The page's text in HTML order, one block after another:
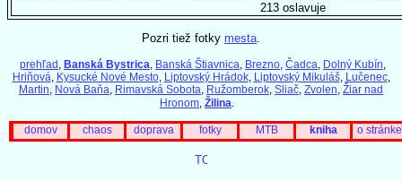
213 oslavuje
Pozri tiež fotky mesta.
prehľad Banská Bystrica Banská Štiavnica Brezno Čadca Dolný Kubín
Hriňová Kysucké Nové Mesto, Liptovský Hrádok, Liptovský Mikuláš, Lučenec,
Martin Nová Baňa Rimavská Sobota Ružomberok Sliač Zvolen Žiar nad
Hronom Žilina
domov chaos doprava fotky MTB kniha o stránke